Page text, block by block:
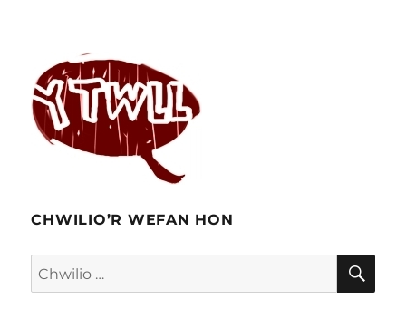
CHWILIO’R WEFAN HON
Chwilio
am: